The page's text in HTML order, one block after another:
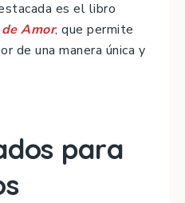
es el libro
Amor, que permite
de una manera única y
para